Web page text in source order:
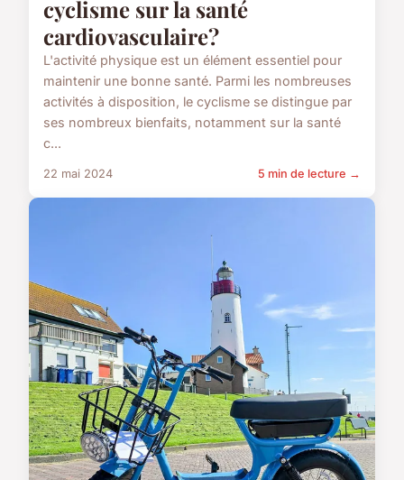
cyclisme sur la santé
cardiovasculaire?
L'activité physique est un élément essentiel pour
maintenir une bonne santé. Parmi les nombreuses
activités à disposition, le cyclisme se distingue par
ses nombreux bienfaits, notamment sur la santé
c...
22 mai 2024 5 min de lecture →